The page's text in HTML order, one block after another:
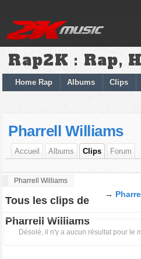
Rap2K : Rap,
Home Rap Albums Clips
Pharrell Williams
Accueil Albums Clips Forum
Pharrell Williams
→
Tous les clips de
Pharrell Williams
Désolé, il n'y a aucun résultat pour le